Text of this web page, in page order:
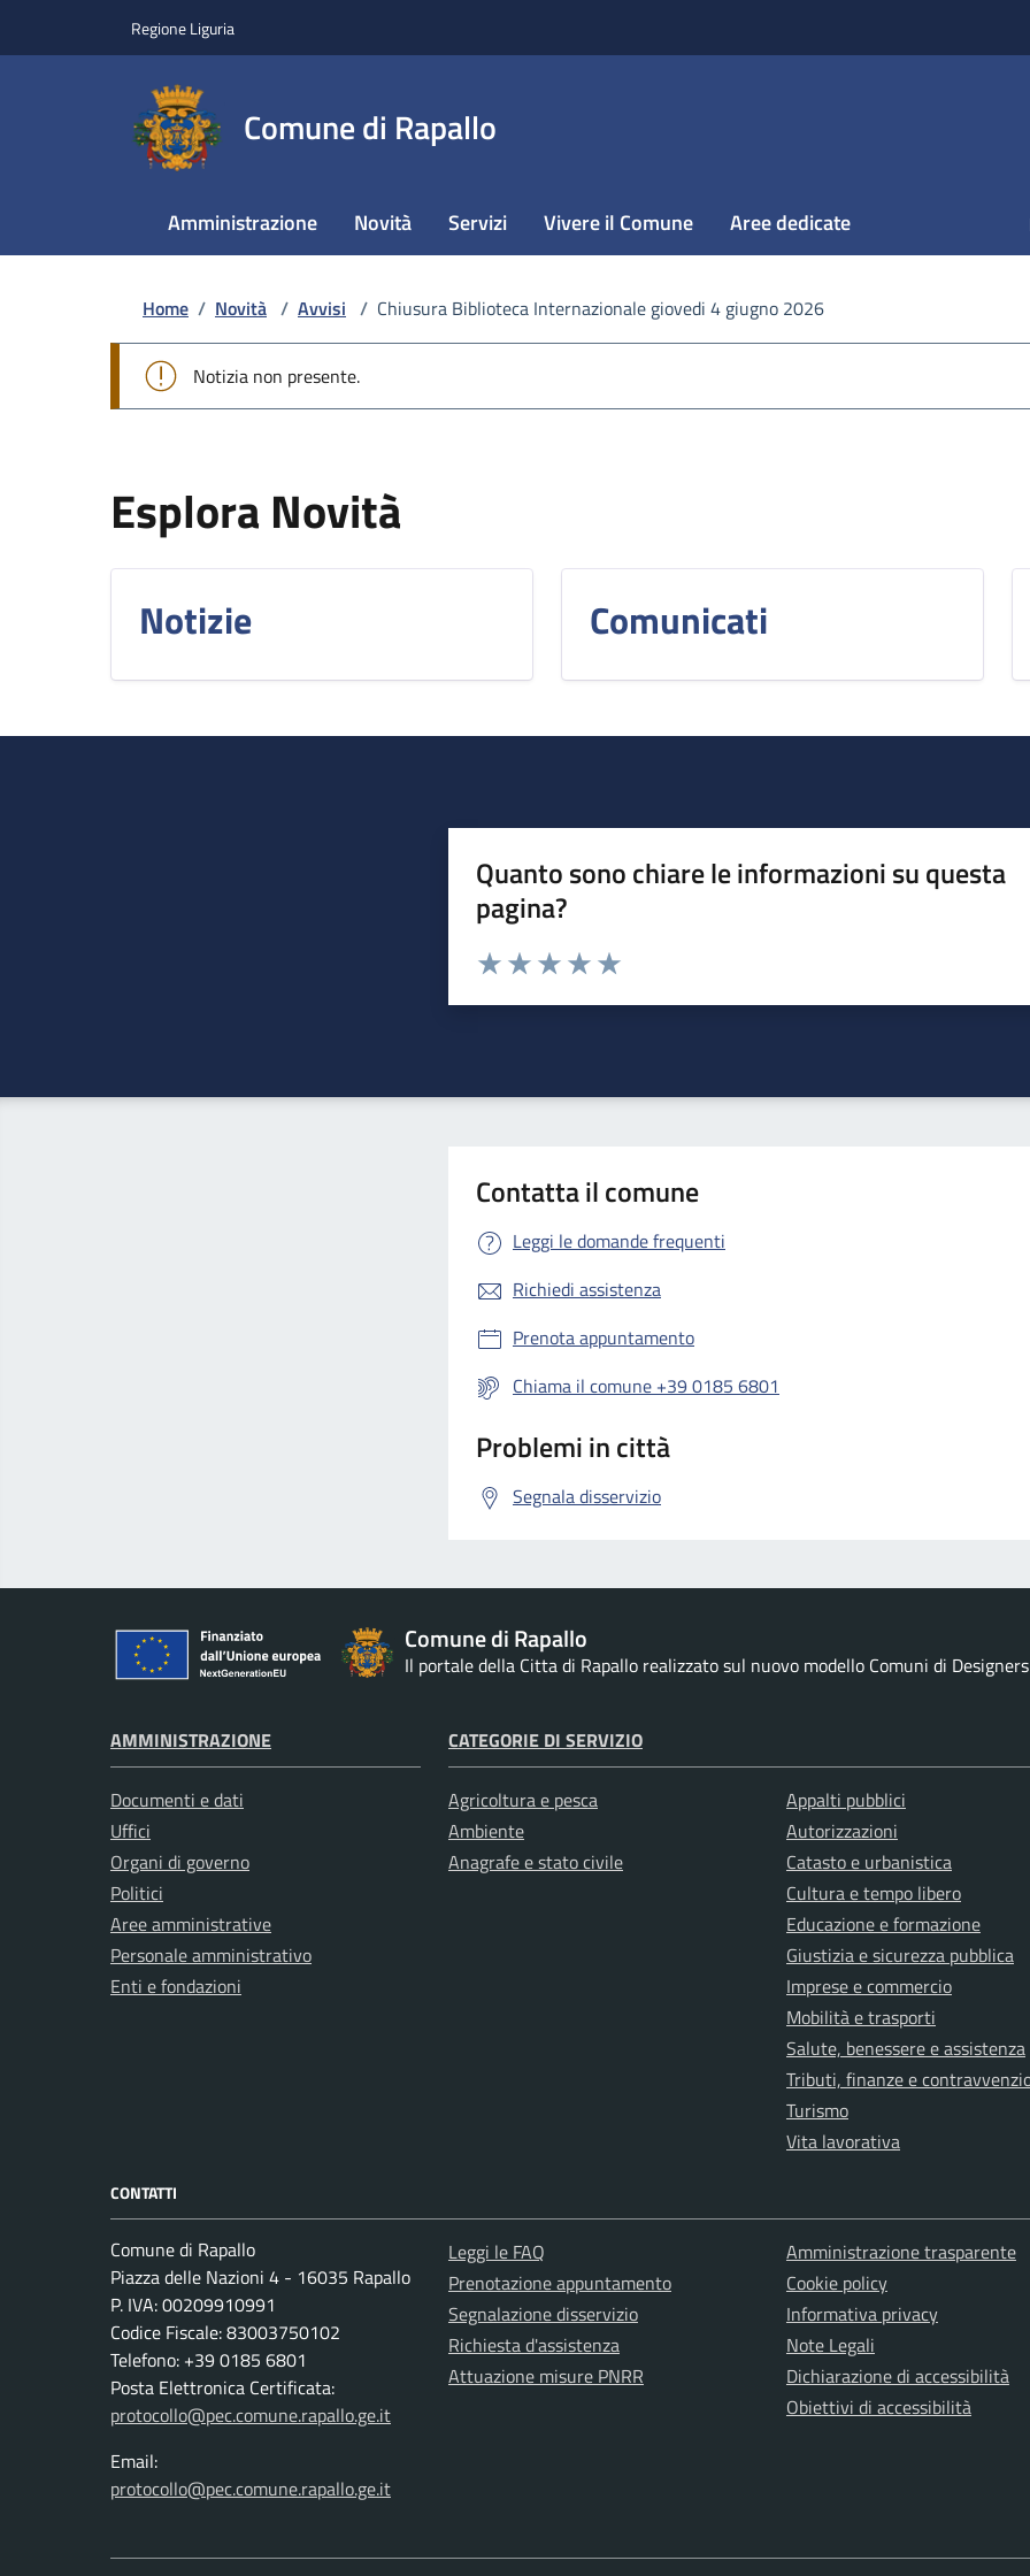
Regione Liguria
Comune di Rapallo
Amministrazione Novità Servizi Vivere il Comune Aree dedicate
Home / Novità / Avvisi / Chiusura Biblioteca Internazionale giovedi 4 giugno 2026
Notizia non presente.
Esplora Novità
Notizie Comunicati
Quanto sono chiare le informazioni su questa
pagina?
Valuta da 1 a 5 stelle la pagina
Contatta il comune
Leggi le domande frequenti
Richiedi assistenza
Prenota appuntamento
Chiama il comune +39 0185 6801
Problemi in città
Segnala disservizio
Comune di Rapallo
Il portale della Citta di Rapallo realizzato sul nuovo modello Comuni di
AMMINISTRAZIONE
Documenti e dati
Uffici
Organi di governo
Politici
Aree amministrative
Personale amministrativo
Enti e fondazioni
CATEGORIE DI SERVIZIO
Agricoltura e pesca
Ambiente
Anagrafe e stato civile
Appalti pubblici
Autorizzazioni
Catasto e urbanistica
Cultura e tempo libero
Educazione e formazione
Giustizia e sicurezza pubblica
Imprese e commercio
Mobilità e trasporti
Salute, benessere e assistenza
Tributi, finanze e
Turismo
Vita lavorativa
CONTATTI
Comune di Rapallo
Piazza delle Nazioni 4 - 16035 Rapallo
P. IVA: 00209910991
Codice Fiscale: 83003750102
Telefono: +39 0185 6801
Posta Elettronica Certificata:
protocollo@pec.comune.rapallo.ge.it
Email:
protocollo@pec.comune.rapallo.ge.it
Leggi le FAQ
Prenotazione appuntamento
Segnalazione disservizio
Richiesta d'assistenza
Attuazione misure PNRR
Amministrazione trasparente
Cookie policy
Informativa privacy
Note Legali
Dichiarazione di accessibilità
Obiettivi di accessibilità